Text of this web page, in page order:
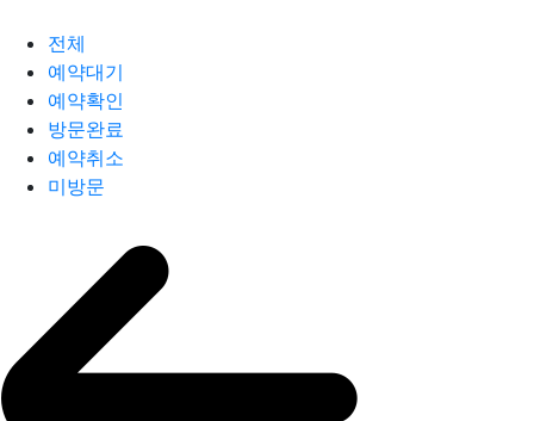
전체
예약대기
예약확인
방문완료
예약취소
미방문